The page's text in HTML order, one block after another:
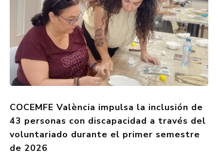
COCEMFE València impulsa la inclusión de
43 personas con discapacidad a través del
voluntariado durante el primer semestre
de 2026